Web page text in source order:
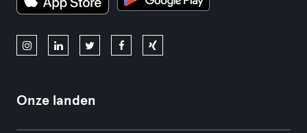
Onze landen